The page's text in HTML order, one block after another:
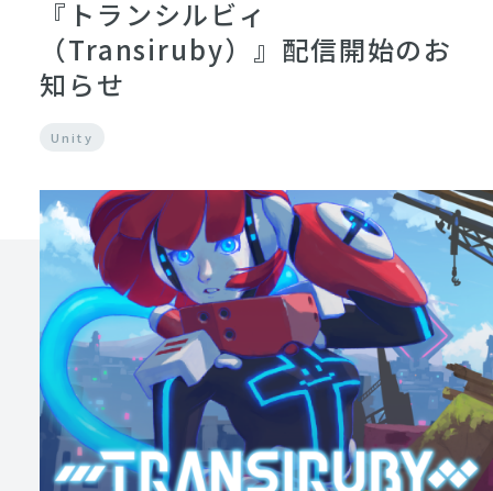
『トランシルビィ
（Transiruby）』配信開始のお
知らせ
Unity